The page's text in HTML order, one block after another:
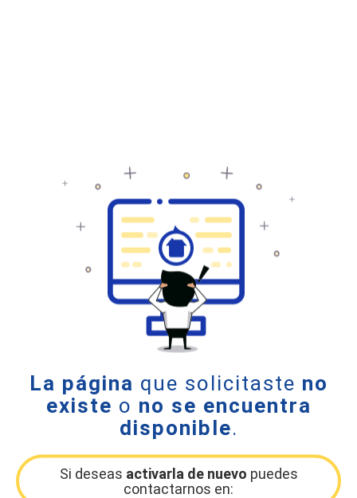
La página que solicitaste no
existe o no se encuentra
disponible.
Si deseas activarla de nuevo puedes
contactarnos en: